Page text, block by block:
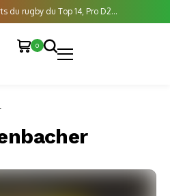
du rugby du Top 14, Pro D2...
0